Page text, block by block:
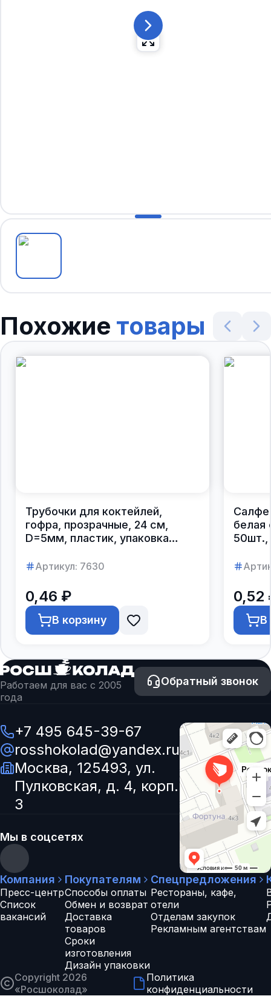
Похожие товары
Трубочки для коктейлей,
гофра, прозрачные, 24 см,
D=5мм, пластик, упаковка
Артикул: 7630
0,46 ₽
В корзину
белая
50шт.,
0,52
В
Работаем для вас с 2005
года
Обратный звонок
+7 495 645-39-67
rosshokolad@yandex.ru
Москва, 125493, ул.
Пулковская, д. 4, корп.
3
Мы в соцсетях
Компания
Пресс-центр
Список
вакансий
Покупателям
Способы оплаты
Обмен и возврат
Доставка
товаров
Сроки
изготовления
Дизайн упаковки
Спецпредложения
Рестораны, кафе,
отели
Отделам закупок
Рекламным агентствам
Copyright 2026
«Росшоколад»
Политика
конфиденциальности